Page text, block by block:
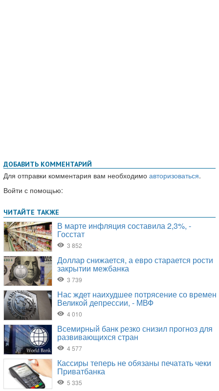
ДОБАВИТЬ КОММЕНТАРИЙ
Для отправки комментария вам необходимо авторизоваться.
Войти с помощью: